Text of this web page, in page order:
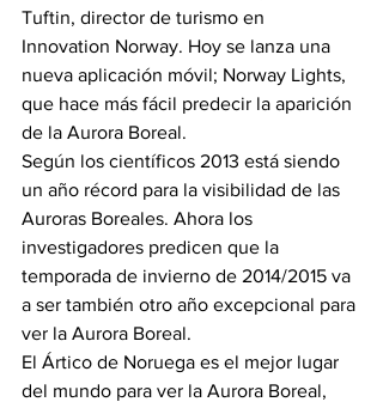
Tuftin, director de turismo en
Innovation Norway. Hoy se lanza una
nueva aplicación móvil; Norway Lights,
que hace más fácil predecir la aparición
de la Aurora Boreal.
Según los científicos 2013 está siendo
un año récord para la visibilidad de las
Auroras Boreales. Ahora los
investigadores predicen que la
temporada de invierno de 2014/2015 va
a ser también otro año excepcional para
ver la Aurora Boreal.
El Ártico de Noruega es el mejor lugar
del mundo para ver la Aurora Boreal,